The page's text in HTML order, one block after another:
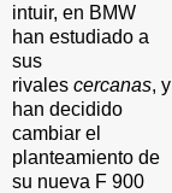
intuir, en BMW
han estudiado a
sus
rivales cercanas, y
han decidido
cambiar el
planteamiento de
su nueva F 900